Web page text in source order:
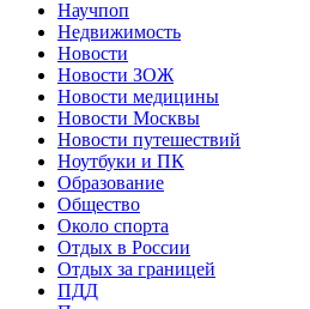
Научпоп
Недвижимость
Новости
Новости ЗОЖ
Новости медицины
Новости Москвы
Новости путешествий
Ноутбуки и ПК
Образование
Общество
Около спорта
Отдых в России
Отдых за границей
ПДД